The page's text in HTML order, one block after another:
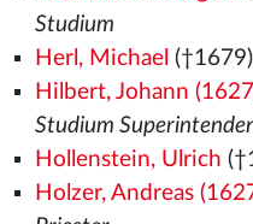
Studium
Herl, Michael
Hilbert, Johann
Studium
Hollenstein, Ulrich
Holzer, Andreas